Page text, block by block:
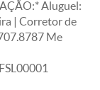
Aluguel:
| Corretor de
Me